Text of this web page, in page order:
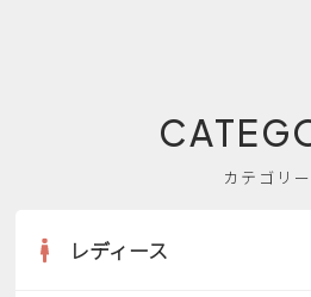
カテゴリー
レディース